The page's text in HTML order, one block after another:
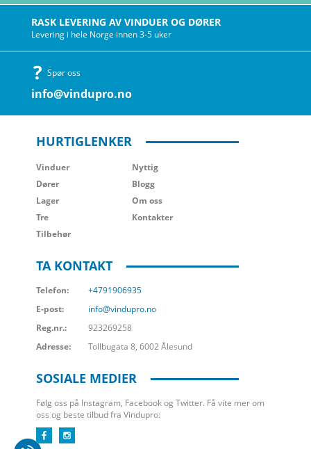
RASK LEVERING AV VINDUER OG DØRER
Levering i hele Norge innen 3-5 uker
Spør oss
info@vindupro.no
HURTIGLENKER
Vinduer
Dører
Lager
Tre
Tilbehør
Nyttig
Blogg
Om oss
Kontakter
TA KONTAKT
Telefon:
+4791906935
E-post:
info@vindupro.no
Reg.nr.:
923269258
Adresse:
Tollbugata 8, 6002 Ålesund
SOSIALE MEDIER
Følg oss på Instagram, Facebook og Twitter. Få vite mer om
oss og beste tilbud fra Vindupro: